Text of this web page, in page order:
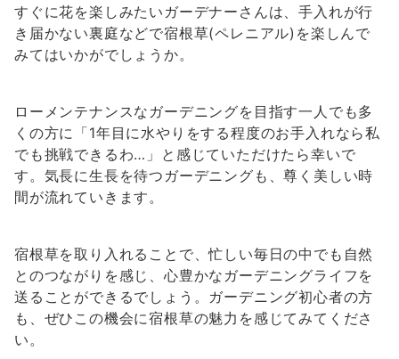
すぐに花を楽しみたいガーデナーさんは、手入れが行
き届かない裏庭などで宿根草(ペレニアル)を楽しんで
みてはいかがでしょうか。
ローメンテナンスなガーデニングを目指す一人でも多
くの方に「1年目に水やりをする程度のお手入れなら私
でも挑戦できるわ…」と感じていただけたら幸いで
す。気長に生長を待つガーデニングも、尊く美しい時
間が流れていきます。
宿根草を取り入れることで、忙しい毎日の中でも自然
とのつながりを感じ、心豊かなガーデニングライフを
送ることができるでしょう。ガーデニング初心者の方
も、ぜひこの機会に宿根草の魅力を感じてみてくださ
い。